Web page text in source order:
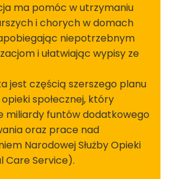
ma pomóc w utrzymaniu
i chorych w domach
niepotrzebnym
i ułatwiając wypisy ze
jest częścią szerszego planu
społecznej, który
miliardy funtów dodatkowego
oraz prace nad
Narodowej Służby Opieki
Care Service).